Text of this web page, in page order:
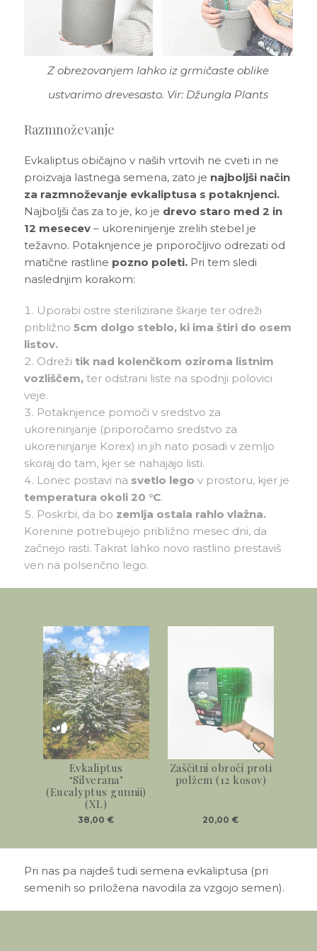
Z obrezovanjem lahko iz grmičaste oblike
ustvarimo drevesasto. Vir: Džungla Plants
Razmnoževanje
Evkaliptus običajno v naših vrtovih ne cveti in ne
proizvaja lastnega semena, zato je najboljši način
za razmnoževanje evkaliptusa s potaknjenci.
Najboljši čas za to je, ko je drevo staro med 2 in
12 mesecev– ukoreninjenje zrelih stebel je
težavno. Potaknjence je priporočljivo odrezati od
matične rastline pozno poleti.Pri tem sledi
naslednjim korakom:
Uporabi ostre sterilizirane škarje ter odreži
približno 5cm dolgo steblo, ki ima štiri do osem
listov.
Odreži tik nad kolenčkom oziroma listnim
vozliščem,ter odstrani liste na spodnji polovici
veje.
Potaknjence pomoči v sredstvo za
ukoreninjanje (priporočamo sredstvo za
ukoreninjanje Korex) in jih nato posadi v zemljo
skoraj do tam, kjer se nahajajo listi.
Lonec postavi na svetlo lego v prostoru, kjer je
temperatura okoli 20 °C.
Poskrbi, da bo zemlja ostala rahlo vlažna.
Korenine potrebujejo približno mesec dni, da
začnejo rasti. Takrat lahko novo rastlino prestaviš
ven na polsenčno lego.
Evkaliptus
‘Silverana’
(Eucalyptus gunnii)
(XL)
38,00 €
Zaščitni obroči proti
polžem (12 kosov)
20,00 €
Pri nas pa najdeš tudi semena evkaliptusa (pri
semenih so priložena navodila za vzgojo semen).